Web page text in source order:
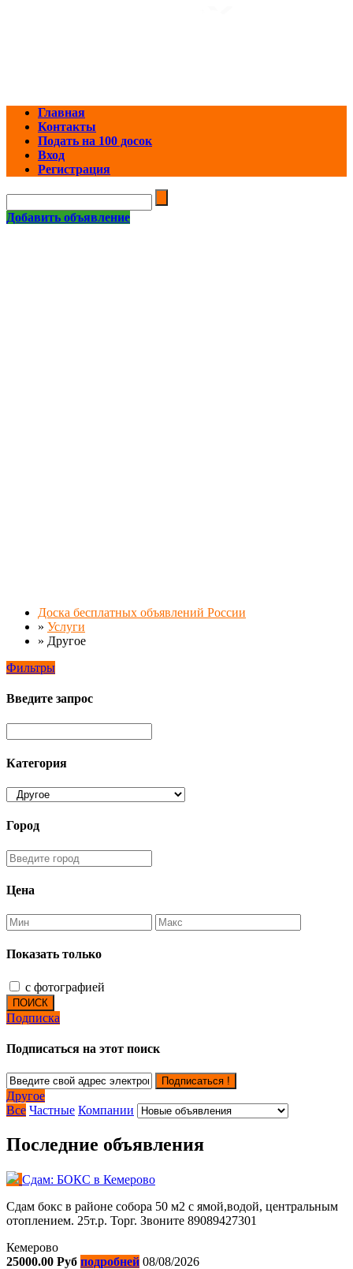
Главная
Контакты
Подать на 100 досок
Вход
Регистрация
Добавить объявление
Доска бесплатных объявлений России
» Услуги
» Другое
Фильтры
Введите запрос
Категория
Город
Цена
Показать только
с фотографией
ПОИСК
Подписка
Подписаться на этот поиск
Подписаться !
Другое
Все Частные Компании
Последние объявления
Сдам: БОКС в Кемерово
Сдам бокс в районе собора 50 м2 с ямой,водой, центральным
отоплением. 25т.р. Торг. Звоните 89089427301
Кемерово
25000.00 Руб подробней 08/08/2026